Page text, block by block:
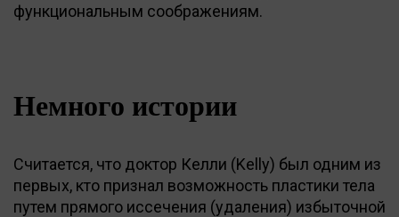
функциональным соображениям.
Немного истории
Считается, что доктор Келли (Kelly) был одним из
первых, кто признал возможность пластики тела
путем прямого иссечения (удаления) избыточной